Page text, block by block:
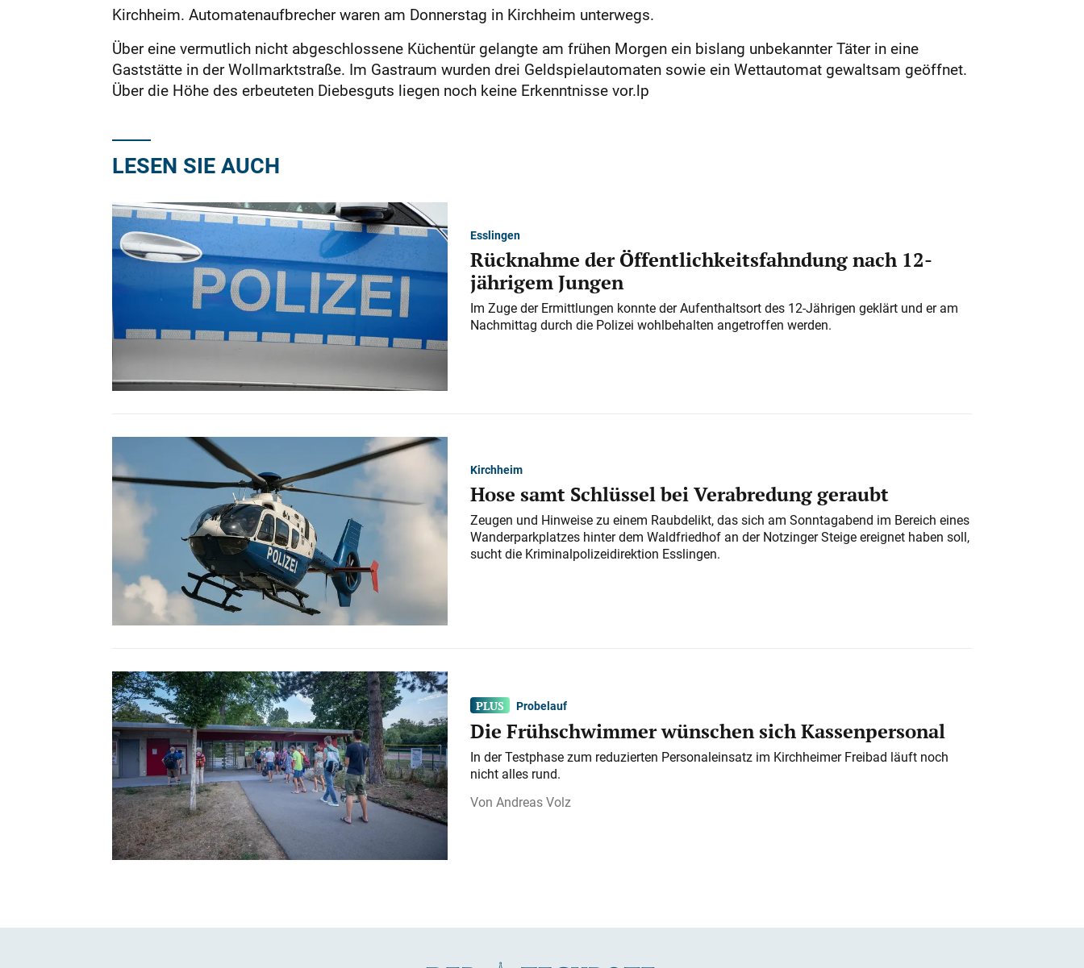
Kirchheim. Automatenaufbrecher waren am Donnerstag in Kirchheim unterwegs.
Über eine vermutlich nicht abgeschlossene Küchentür gelangte am frühen Morgen ein bislang unbekannter Täter in eine
Gaststätte in der Wollmarktstraße. Im Gastraum wurden drei Geldspielautomaten sowie ein Wettautomat gewaltsam geöffnet.
Über die Höhe des erbeuteten Diebesguts liegen noch keine Erkenntnisse vor.lp
LESEN SIE AUCH
Esslingen
Rücknahme der Öffentlichkeitsfahndung nach 12-
jährigem Jungen
Im Zuge der Ermittlungen konnte der Aufenthaltsort des 12-Jährigen geklärt und er am
Nachmittag durch die Polizei wohlbehalten angetroffen werden.
Kirchheim
Hose samt Schlüssel bei Verabredung geraubt
Zeugen und Hinweise zu einem Raubdelikt, das sich am Sonntagabend im Bereich eines
Wanderparkplatzes hinter dem Waldfriedhof an der Notzinger Steige ereignet haben soll,
sucht die Kriminalpolizeidirektion Esslingen.
Probelauf
Die Frühschwimmer wünschen sich Kassenpersonal
In der Testphase zum reduzierten Personaleinsatz im Kirchheimer Freibad läuft noch
nicht alles rund.
Andreas Volz